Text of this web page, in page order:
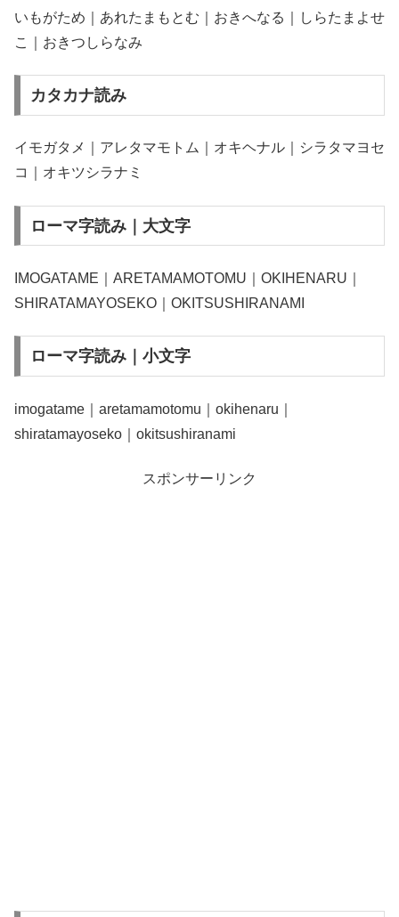
いもがため｜あれたまもとむ｜おきへなる｜しらたまよせ
こ｜おきつしらなみ
カタカナ読み
イモガタメ｜アレタマモトム｜オキヘナル｜シラタマヨセ
コ｜オキツシラナミ
ローマ字読み｜大文字
IMOGATAME｜ARETAMAMOTOMU｜OKIHENARU｜
SHIRATAMAYOSEKO｜OKITSUSHIRANAMI
ローマ字読み｜小文字
imogatame｜aretamamotomu｜okihenaru｜
shiratamayoseko｜okitsushiranami
スポンサーリンク